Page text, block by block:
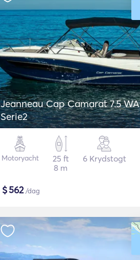
Jeanneau Cap Camarat 7.5 WA
Serie2
Motoryacht
25 ft
8 m
6 Krydstogt
$562/dag